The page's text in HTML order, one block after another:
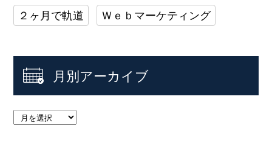
２ヶ月で軌道 Ｗｅｂマーケティング
月別アーカイブ